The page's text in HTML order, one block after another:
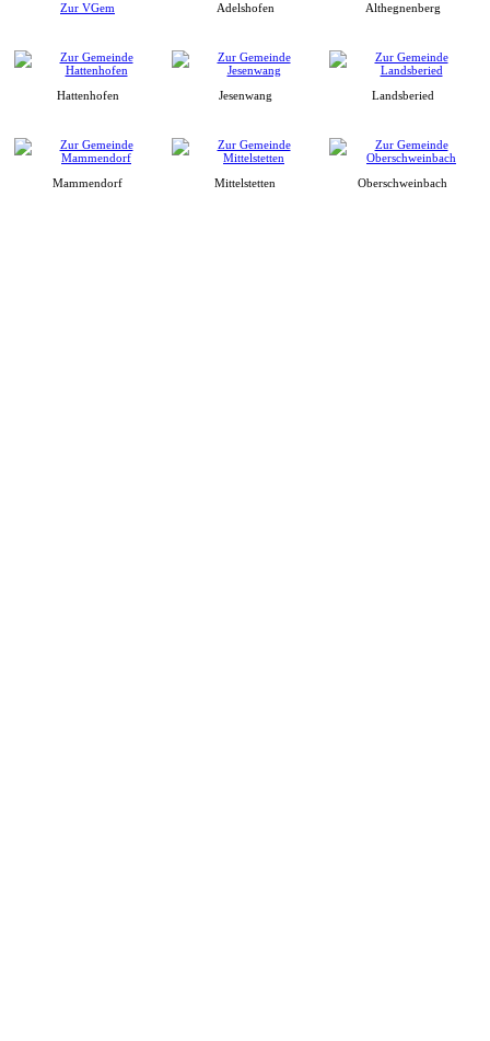
Zur VGem Adelshofen Althegnenberg
Hattenhofen Jesenwang Landsberied
Mammendorf Mittelstetten Oberschweinbach